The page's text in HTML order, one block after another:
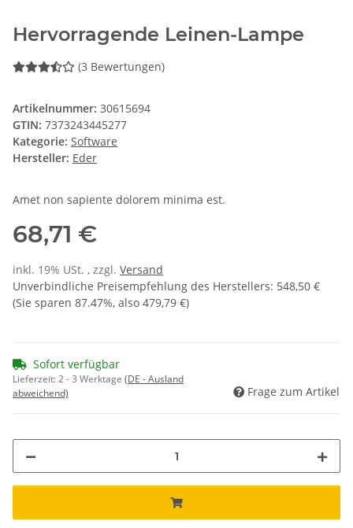
Hervorragende Leinen-Lampe
(3 Bewertungen)
Artikelnummer: 30615694
GTIN: 7373243445277
Kategorie: Software
Hersteller: Eder
Amet non sapiente dolorem minima est.
68,71 €
inkl. 19% USt. , zzgl. Versand
Unverbindliche Preisempfehlung des Herstellers: 548,50 €
(Sie sparen 87.47%, also 479,79 €)
Sofort verfügbar
Lieferzeit:2 - 3 Werktage (DE - Ausland
abweichend)
Frage zum Artikel